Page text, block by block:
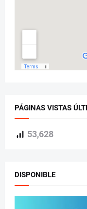
PÁGINAS VISTAS
53,628
DISPONIBLE